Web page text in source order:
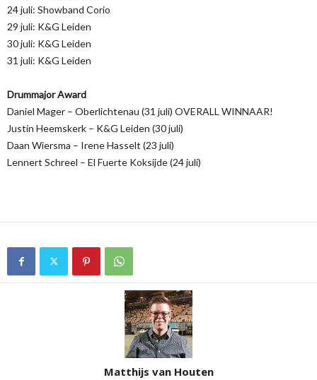
24 juli: Showband Corio
29 juli: K&G Leiden
30 juli: K&G Leiden
31 juli: K&G Leiden
Drummajor Award
Daniel Mager – Oberlichtenau (31 juli) OVERALL WINNAAR!
Justin Heemskerk – K&G Leiden (30 juli)
Daan Wiersma – Irene Hasselt (23 juli)
Lennert Schreel – El Fuerte Koksijde (24 juli)
Matthijs van Houten